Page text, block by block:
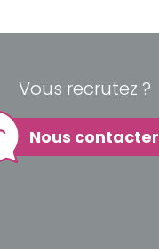
Vous recrutez ?
Nous contacter